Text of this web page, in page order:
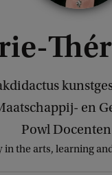
en
Powl
in the arts, learning